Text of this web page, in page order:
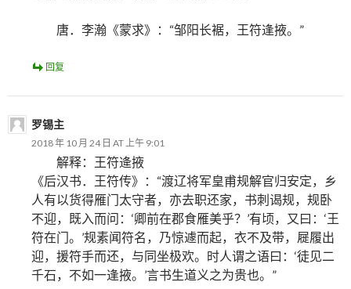
唐．李瀚《蒙求》：“邹阳长裾，王符逢掖。”
回复
罗锡主
2018 年 10 月 24 日 AT 上午 9:01
解释：王符逄掖
《后汉书．王符传》：“渡辽将军皇甫规解官归安定，乡
人有以货得雁门太守者，亦去职还家，书刺谒规，规卧
不迎，既入而问：‘卿前在郡食雁美乎？’有顷，又曰：‘王
符在门。’规素闻符名，乃惊遽而起，衣不及带，屣履出
迎，援符手而还，与同坐极欢。时人谓之语曰：‘徒见二
千石，不如一逢掖。’言书生道义之为贵也。”